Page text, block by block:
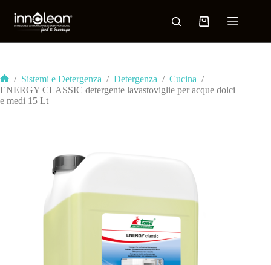
/ Sistemi e Detergenza / Detergenza / Cucina /
ENERGY CLASSIC detergente lavastoviglie per acque dolci
e medi 15 Lt